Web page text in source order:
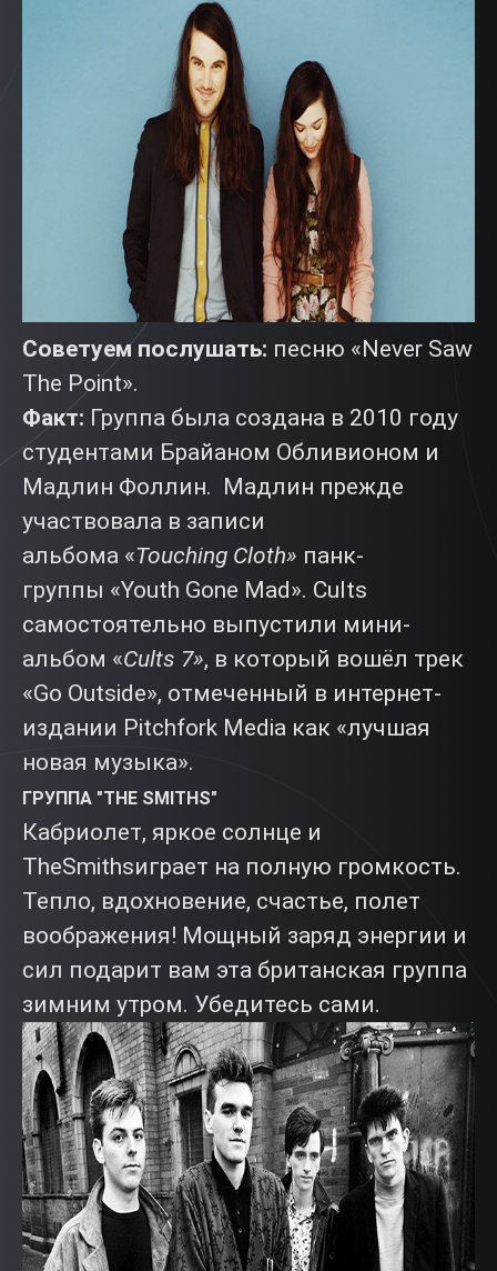
Советуем послушать: песню «Never Saw
The Point».
Факт: Группа была создана в 2010 году
студентами Брайаном Обливионом и
Мадлин Фоллин. Мадлин прежде
участвовала в записи
альбома «Touching Cloth» панк-
группы «Youth Gone Mad». Cults
самостоятельно выпустили мини-
альбом «Cults 7», в который вошёл трек
«Go Outside», отмеченный в интернет-
издании Pitchfork Media как «лучшая
новая музыка».
ГРУППА "THE SMITHS"
Кабриолет, яркое солнце и
TheSmithsиграет на полную громкость.
Тепло, вдохновение, счастье, полет
воображения! Мощный заряд энергии и
сил подарит вам эта британская группа
зимним утром. Убедитесь сами.